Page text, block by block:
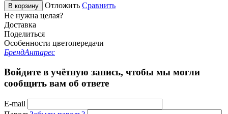
В корзину Отложить Сравнить
Не нужна целая?
Доставка
Поделиться
Особенности цветопередачи
БрендАнтарес
Войдите в учётную запись, чтобы мы могли
сообщить вам об ответе
E-mail